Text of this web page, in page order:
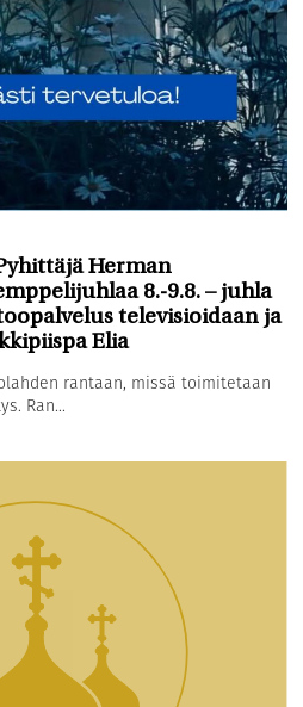
Herman
8.-9.8. – juhla
televisioidaan ja
Elia
rantaan, missä toimitetaan
Ran...